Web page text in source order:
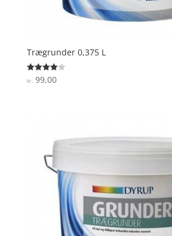
Trægrunder 0,375 L
Vurderet
4
kr. 99,00